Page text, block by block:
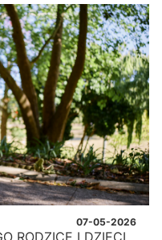
07-05-2026
RODZICE I DZIECI